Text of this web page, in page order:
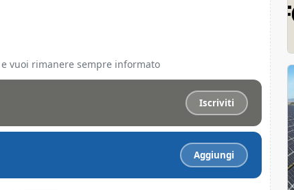
vuoi rimanere sempre informato
Iscriviti
Aggiungi